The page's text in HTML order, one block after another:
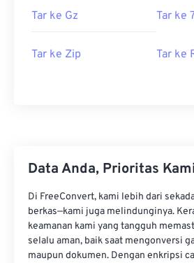
Tar ke Gz Tar ke
Tar ke Zip Tar ke
Data Anda, Prioritas
Di FreeConvert, kami lebih dari
berkas—kami juga melindunginya.
keamanan kami yang tangguh
selalu aman, baik saat mengonversi
maupun dokumen. Dengan enkripsi